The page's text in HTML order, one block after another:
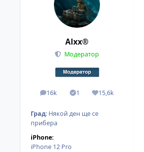
Alxx®
Модератор
16k
мнения 1
Solutions15,6k
Reputation
Град: Някой ден ще се
прибера
iPhone:
iPhone 12 Pro